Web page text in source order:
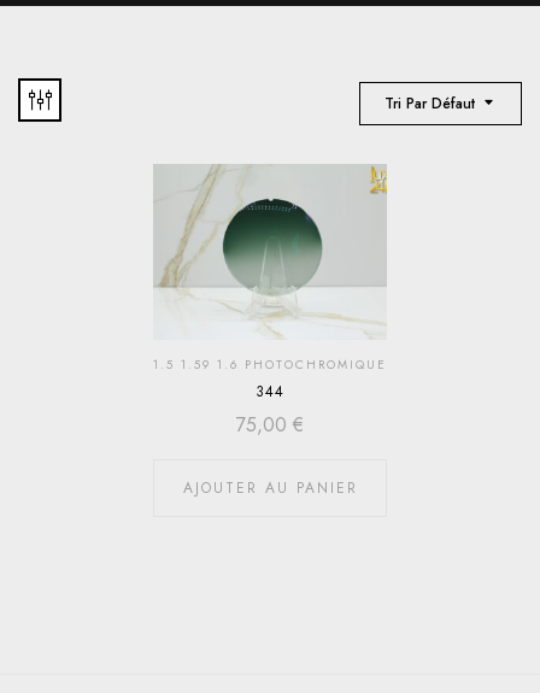
Tri Par Défaut
1.5 1.59 1.6 PHOTOCHROMIQUE
344
75,00 €
AJOUTER AU PANIER